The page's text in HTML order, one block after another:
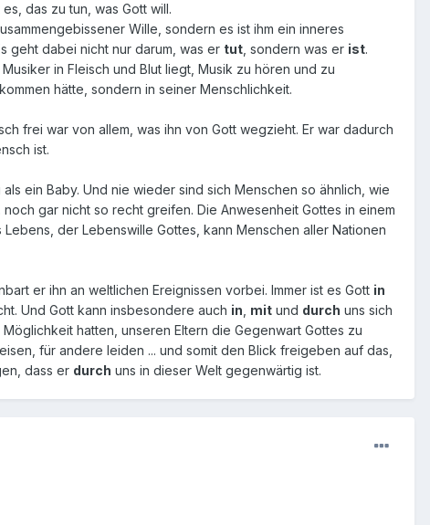
das zu tun, was Gott will.
Wille, sondern es ist ihm ein inneres
geht dabei nicht nur darum, was er tut , sondern was er ist.
in Fleisch und Blut liegt, Musik zu hören und zu
hätte, sondern in seiner Menschlichkeit.
frei war von allem, was ihn von Gott wegzieht. Er war dadurch
ist.
ein Baby. Und nie wieder sind sich Menschen so ähnlich, wie
gar nicht so recht greifen. Die Anwesenheit Gottes in einem
der Lebenswille Gottes, kann Menschen aller Nationen
er ihn an weltlichen Ereignissen vorbei. Immer ist es Gott in
Und Gott kann insbesondere auch in mit und durch uns sich
hatten, unseren Eltern die Gegenwart Gottes zu
für andere leiden ... und somit den Blick freigeben auf das,
dass er durch uns in dieser Welt gegenwärtig ist.